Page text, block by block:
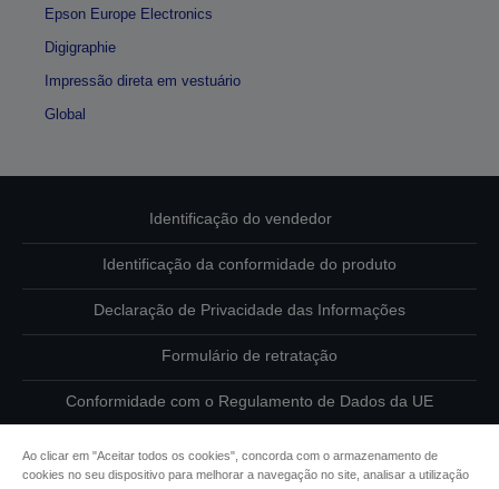
Epson Europe Electronics
Digigraphie
Impressão direta em vestuário
Global
Identificação do vendedor
Identificação da conformidade do produto
Declaração de Privacidade das Informações
Formulário de retratação
Conformidade com o Regulamento de Dados da UE
Ao clicar em "Aceitar todos os cookies", concorda com o armazenamento de
cookies no seu dispositivo para melhorar a navegação no site, analisar a utilização